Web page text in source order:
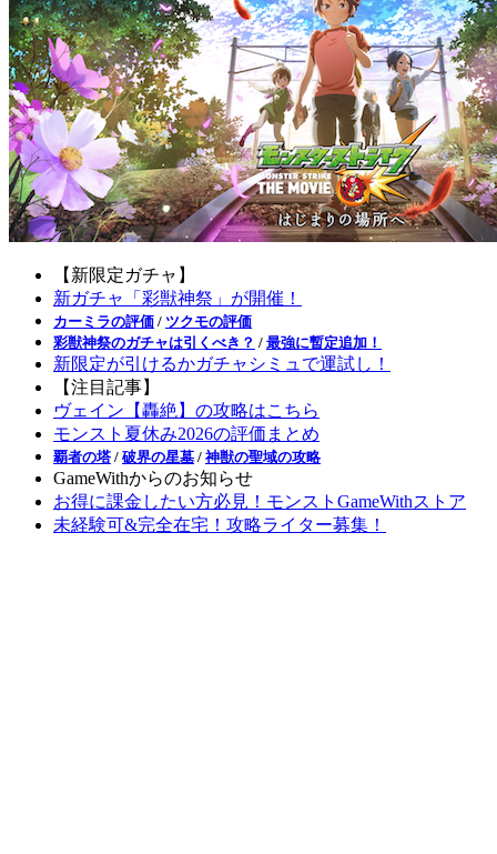
【新限定ガチャ】
新ガチャ「彩獣神祭」が開催！
カーミラの評価 / ツクモの評価
彩獣神祭のガチャは引くべき？ / 最強に暫定追加！
新限定が引けるかガチャシミュで運試し！
【注目記事】
ヴェイン【轟絶】の攻略はこちら
モンスト夏休み2026の評価まとめ
覇者の塔 / 破界の星墓 / 神獣の聖域の攻略
GameWithからのお知らせ
お得に課金したい方必見！モンストGameWithストア
未経験可&完全在宅！攻略ライター募集！